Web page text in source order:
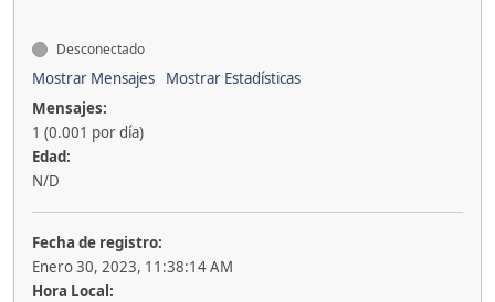
Desconectado
Mostrar Mensajes
Mostrar Estadísticas
Mensajes:
1 (0.001 por día)
Edad:
N/D
Fecha de registro:
Enero 30, 2023, 11:38:14 AM
Hora Local: